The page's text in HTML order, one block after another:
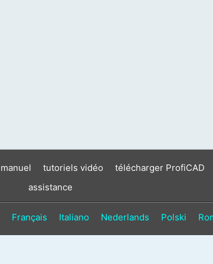
manuel tutoriels vidéo télécharger ProfiCAD
assistance
Français Italiano Nederlands Polski